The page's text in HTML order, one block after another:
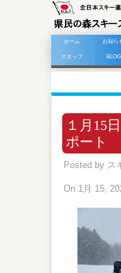
ホーム お知ら
スタッフ BLOG
１月15
ポート
Posted by ス
On 1月 15,